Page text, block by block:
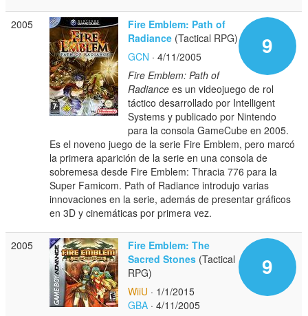
2005
9
Fire Emblem: Path of
Radiance (Tactical RPG)
GCN · 4/11/2005
Fire Emblem: Path of
Radiance es un videojuego de rol
táctico desarrollado por Intelligent
Systems y publicado por Nintendo
para la consola GameCube en 2005.
Es el noveno juego de la serie Fire Emblem, pero marcó
la primera aparición de la serie en una consola de
sobremesa desde Fire Emblem: Thracia 776 para la
Super Famicom. Path of Radiance introdujo varias
innovaciones en la serie, además de presentar gráficos
en 3D y cinemáticas por primera vez.
2005
9
Fire Emblem: The
Sacred Stones (Tactical
RPG)
WiiU · 1/1/2015
GBA · 4/11/2005